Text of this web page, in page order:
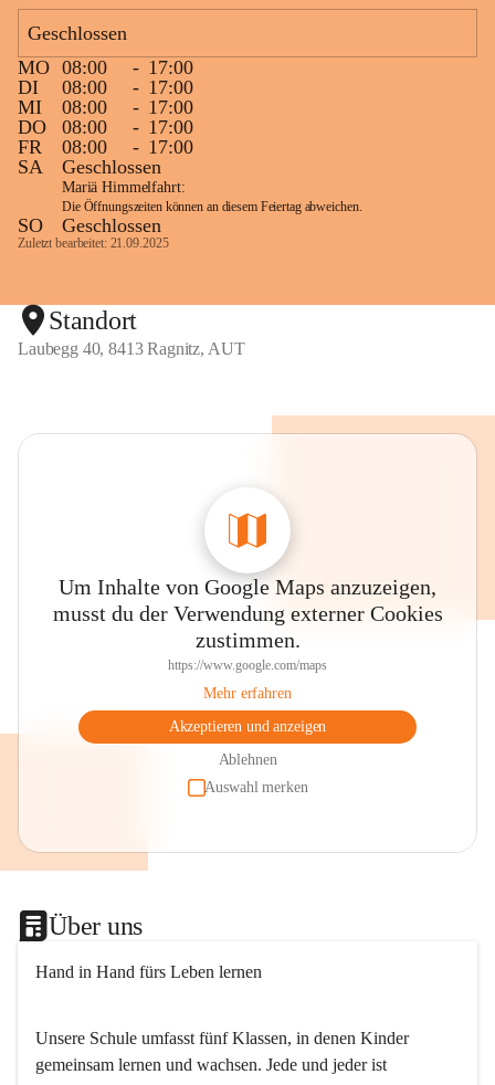
Geschlossen
MO 08:00 - 17:00
DI
08:00 - 17:00
MI
08:00 - 17:00
DO
08:00 - 17:00
FR
08:00 - 17:00
SA
Geschlossen
Mariä Himmelfahrt:
Die Öffnungszeiten können an diesem Feiertag abweichen.
SO Geschlossen
Zuletzt bearbeitet: 21.09.2025
Standort
Laubegg 40, 8413 Ragnitz, AUT
Um Inhalte von Google Maps anzuzeigen,
musst du der Verwendung externer Cookies
zustimmen.
https://www.google.com/maps
Mehr erfahren
Akzeptieren und anzeigen
Ablehnen
Auswahl merken
Über uns
Hand in Hand fürs Leben lernen
Unsere Schule umfasst fünf Klassen, in denen Kinder
gemeinsam lernen und wachsen. Jede und jeder ist